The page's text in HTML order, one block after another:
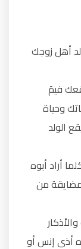
أهل زوجك
فيمَ
وحياة
الولد
أراد أبوه
من
أذى إنس أو